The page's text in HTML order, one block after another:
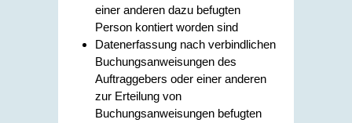
einer anderen dazu befugten
Person kontiert worden sind
Datenerfassung nach verbindlichen
Buchungsanweisungen des
Auftraggebers oder einer anderen
zur Erteilung von
Buchungsanweisungen befugten